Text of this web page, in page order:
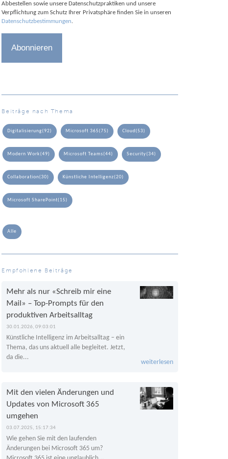
Abbestellen sowie unsere Datenschutzpraktiken und unsere
Verpflichtung zum Schutz Ihrer Privatsphäre finden Sie in unseren
Datenschutzbestimmungen.
Beiträge nach Thema
Digitalisierung(92) Microsoft 365(75) Cloud(53)
Modern Work(49) Microsoft Teams(44) Security(34)
Collaboration(30) Künstliche Intelligenz(20)
Microsoft SharePoint(15)
Alle
Empfohlene Beiträge
Mehr als nur «Schreib mir eine
Mail» – Top-Prompts für den
produktiven Arbeitsalltag
30.01.2026, 09:03:01
Künstliche Intelligenz im Arbeitsalltag – ein
Thema, das uns aktuell alle begleitet. Jetzt,
da die...
weiterlesen
Mit den vielen Änderungen und
Updates von Microsoft 365
umgehen
03.07.2025, 15:17:34
Wie gehen Sie mit den laufenden
Änderungen bei Microsoft 365 um?